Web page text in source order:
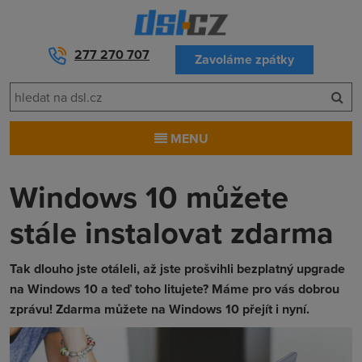
277 270 707 Zavoláme zpátky
MENU
Windows 10 můžete
stále instalovat zdarma
Tak dlouho jste otáleli, až jste prošvihli bezplatný upgrade
na Windows 10 a teď toho litujete? Máme pro vás dobrou
zprávu! Zdarma můžete na Windows 10 přejít i nyní.